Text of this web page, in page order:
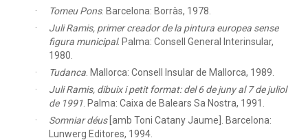
Tomeu Pons. Barcelona: Borràs, 1978.
Juli Ramis, primer creador de la pintura europea sense
figura municipal. Palma: Consell General Interinsular,
1980.
Tudanca Mallorca: Consell Insular de Mallorca, 1989.
Juli Ramis, dibuix i petit format: del 6 de juny al 7 de juliol
de 1991 Palma: Caixa de Balears Sa Nostra, 1991.
Somniar déus [amb Toni Catany Jaume]. Barcelona:
Lunwerg Editores, 1994.